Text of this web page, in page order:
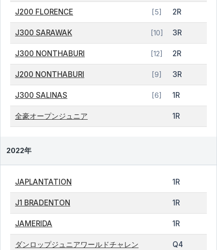
J200 FLORENCE [5] 2R
J300 SARAWAK [10] 3R
J300 NONTHABURI [12] 2R
J200 NONTHABURI [9] 3R
J300 SALINAS [6] 1R
全豪オープンジュニア 1R
2022年
JAPLANTATION 1R
J1 BRADENTON 1R
JAMERIDA 1R
ダンロップジュニアワールドチャレン
Q4